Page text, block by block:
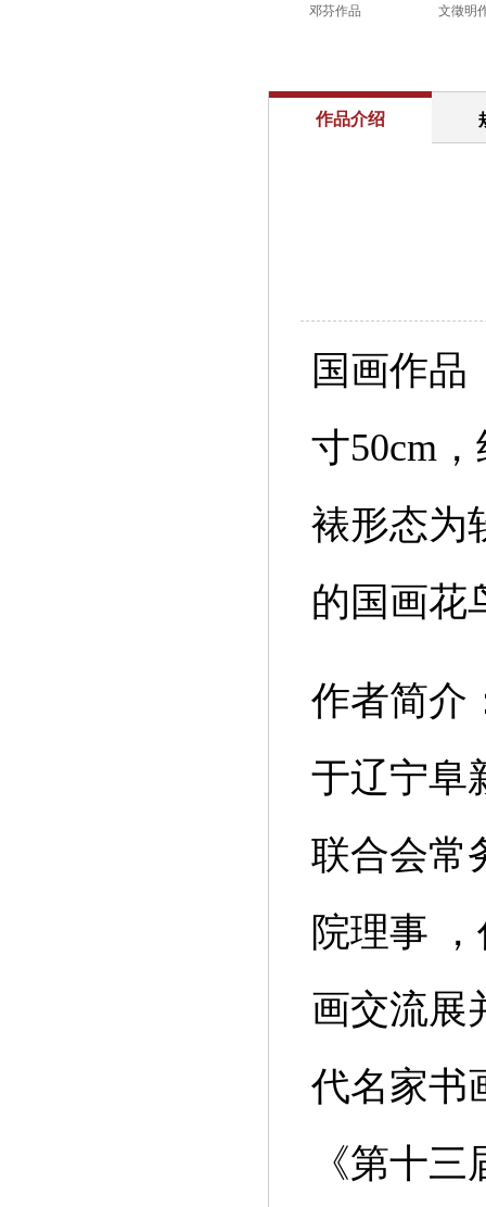
邓芬作品
文徵明
作品介绍
国画作品
寸50cm
裱形态为
的国画花
作者简介
于辽宁阜
联合会常
院理事
画交流展
代名家书
《第十